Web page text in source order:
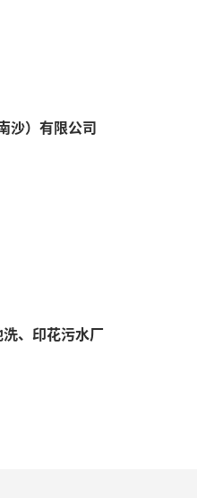
沙）有限公司
、印花污水厂